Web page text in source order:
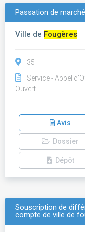
Passation de
Ville de Fougères
35
Service - Appel
Ouvert
Avis
Dossier
Dépôt
Souscription de
compte de ville de